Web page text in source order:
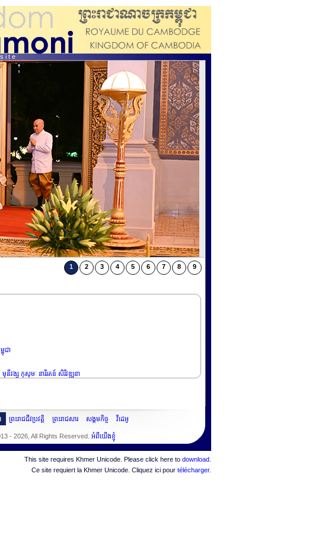
i t e
1 2 3 4 5 6 7 8 9
ជា
នីវង្ស កុសុមៈ នារីរតន៍ សិរីវឌ្ឍនា
ព្រះរាជជីវប្រវត្តិ ព្រះរាជសារ សង្គមកិច្ច វីដេអូ
- 2026, All Rights Reserved. អំពីយើងខ្ញុំ
This site requires Khmer Unicode. Please click here to download
Ce site requiert la Khmer Unicode. Cliquez ici pour télécharger.